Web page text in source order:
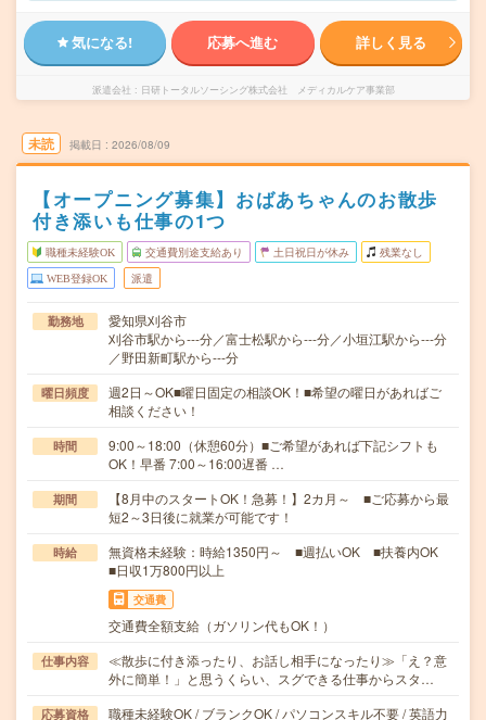
気になる! 応募へ進む 詳しく見る
派遣会社 日研トータルソーシング株式会社 メディカルケア事業部
未読 掲載日 2026/08/09
【オープニング募集】おばあちゃんのお散歩
付き添いも仕事の1つ
職種未経験OK 交通費別途支給あり 土日祝日が休み 残業なし
WEB登録OK 派遣
勤務地
愛知県刈谷市
刈谷市駅から---分／富士松駅から---分／小垣江駅から---分
／野田新町駅から---分
曜日頻度
週2日～OK■曜日固定の相談OK！■希望の曜日があればご
相談ください！
時間
9:00～18:00（休憩60分）■ご希望があれば下記シフトも
OK！早番 7:00～16:00遅番 …
期間
【8月中のスタートOK！急募！】2カ月～ ■ご応募から最
短2～3日後に就業が可能です！
時給
無資格未経験：時給1350円～ ■週払いOK ■扶養内OK
■日収1万800円以上
交通費
交通費全額支給（ガソリン代もOK！）
仕事内容
≪散歩に付き添ったり、お話し相手になったり≫「え？意
外に簡単！」と思うくらい、スグできる仕事からスタ…
応募資格 職種未経験OK / ブランクOK / パソコンスキル不要 / 英語力